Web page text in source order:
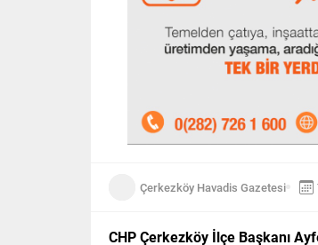
Çerkezköy Havadis Gazetesi
CHP Çerkezköy İlçe Başkanı